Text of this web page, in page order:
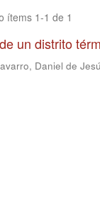
ítems 1-1 de 1
un distrito
Daniel de